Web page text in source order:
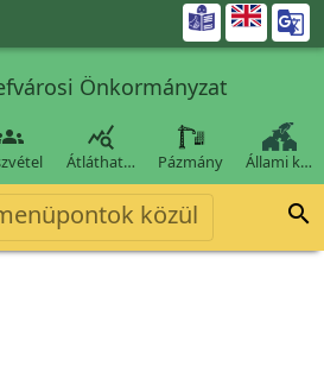

Önkormányzat

Átláthat… Pázmány Állami k…
közül 